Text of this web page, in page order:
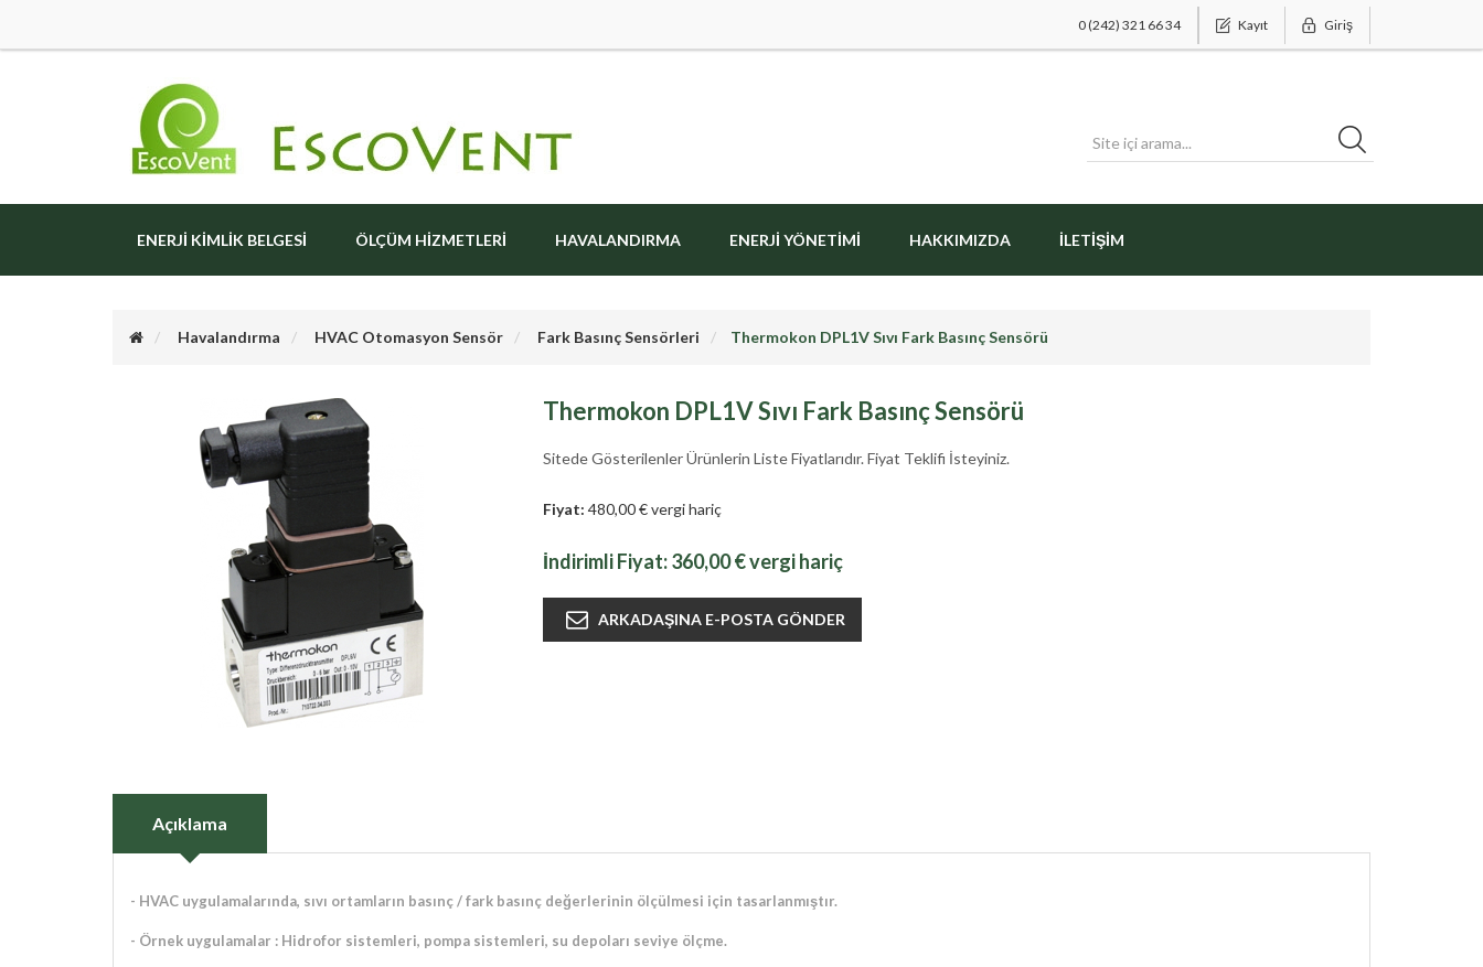
0 (242) 321 66 34 Kayıt Giriş
ENERJI KIMLIK BELGESI ÖLÇÜM HIZMETLERI HAVALANDIRMA ENERJI YÖNETIMI HAKKIMIZDA İLETIŞIM
Havalandırma HVAC Otomasyon Sensör Fark Basınç Sensörleri Thermokon DPL1V Sıvı Fark Basınç Sensörü
Thermokon DPL1V Sıvı Fark Basınç Sensörü
Sitede Gösterilenler Ürünlerin Liste Fiyatlarıdır. Fiyat Teklifi İsteyiniz.
Fiyat: 480,00 € vergi hariç
İndirimli Fiyat:360,00 € vergi hariç
Açıklama
- HVAC uygulamalarında, sıvı ortamların basınç / fark basınç değerlerinin ölçülmesi için tasarlanmıştır.
- Örnek uygulamalar : Hidrofor sistemleri, pompa sistemleri, su depoları seviye ölçme.